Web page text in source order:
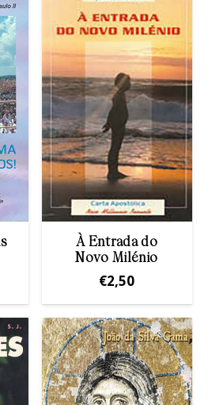
À Entrada do
Novo Milénio
€2,50